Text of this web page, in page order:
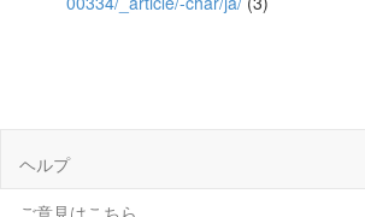
ヘルプ
ご意見はこちら